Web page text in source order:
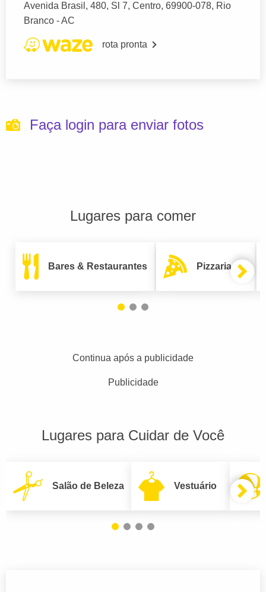
Avenida Brasil, 480, Sl 7, Centro, 69900-078, Rio
Branco - AC
rota pronta
Faça login para enviar fotos
Lugares para comer
Bares & Restaurantes Pizzarias
Continua após a publicidade
Publicidade
Lugares para Cuidar de Você
Salão de Beleza Vestuário